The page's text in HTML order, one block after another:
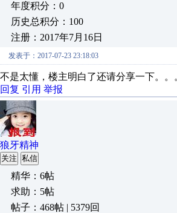
年度积分：0
历史总积分：100
注册：2017年7月16日
发表于：2017-07-23 23:18:03
不是太懂，楼主明白了还请分享一下。。
回复 引用 举报
狼牙精神
关注 私信
精华：6帖
求助：5帖
帖子：468帖 | 5379回